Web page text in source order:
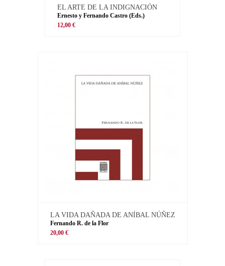
EL ARTE DE LA INDIGNACIÓN
Ernesto y Fernando Castro (Eds.)
12,00 €
LA VIDA DAÑADA DE ANÍBAL NÚÑEZ
Fernando R. de la Flor
20,00 €